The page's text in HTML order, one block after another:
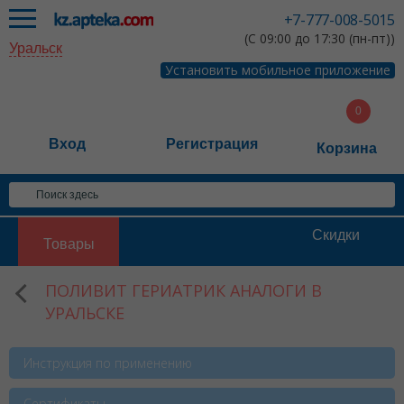
+7-777-008-5015
(С 09:00 до 17:30 (пн-пт))
Установить мобильное приложение
Уральск
Вход Регистрация Корзина
Товары
Скидки
ПОЛИВИТ ГЕРИАТРИК АНАЛОГИ В
УРАЛЬСКЕ
Инструкция по применению